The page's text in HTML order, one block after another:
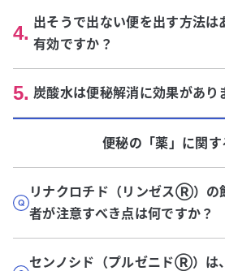
4. 出そうで出ない便を出す方法は
有効ですか？
5. 炭酸水は便秘解消に効果があり
便秘の「薬 」に関
リナクロチド（リンゼスⓇ）の
者が注意すべき点は何ですか？
センノシド（プルゼニドⓇ）は